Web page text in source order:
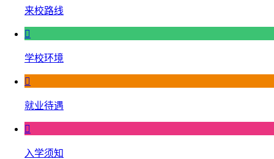
来校路线

学校环境

就业待遇

入学须知